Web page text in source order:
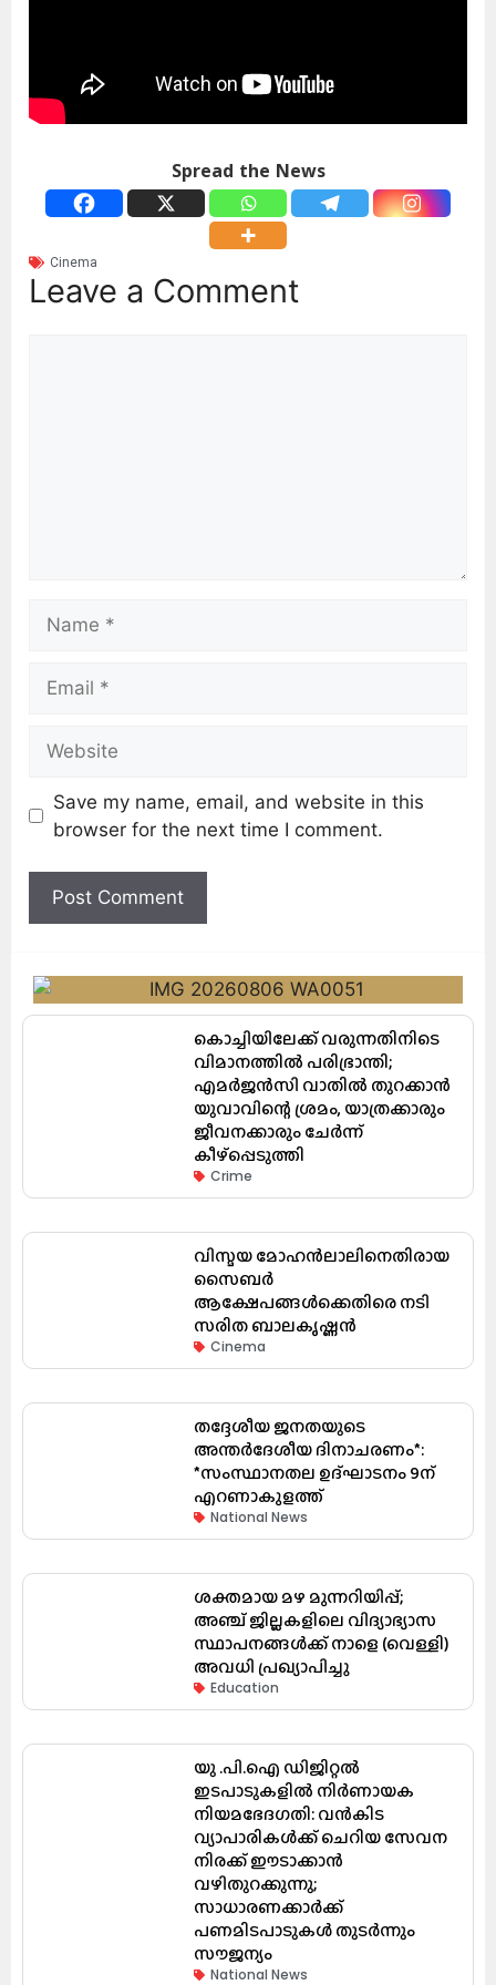
Spread the News
Cinema
Leave a Comment
Save my name, email, and website in this
browser for the next time I comment.
കൊച്ചിയിലേക്ക് വരുന്നതിനിടെ
വിമാനത്തിൽ പരിഭ്രാന്തി;
എമർജൻസി വാതിൽ തുറക്കാൻ
യുവാവിന്റെ ശ്രമം, യാത്രക്കാരും
ജീവനക്കാരും ചേർന്ന്
കീഴ്പ്പെടുത്തി
Crime
വിസ്മയ മോഹൻലാലിനെതിരായ
സൈബർ
ആക്ഷേപങ്ങൾക്കെതിരെ നടി
സരിത ബാലകൃഷ്ണൻ
Cinema
തദ്ദേശീയ ജനതയുടെ
അന്തർദേശീയ ദിനാചരണം*:
*സംസ്ഥാനതല ഉദ്ഘാടനം 9ന്
എറണാകുളത്ത്
National News
ശക്തമായ മഴ മുന്നറിയിപ്പ്;
അഞ്ച് ജില്ലകളിലെ വിദ്യാഭ്യാസ
സ്ഥാപനങ്ങൾക്ക് നാളെ (വെള്ളി)
അവധി പ്രഖ്യാപിച്ചു
Education
യു .പി.ഐ ഡിജിറ്റൽ
ഇടപാടുകളിൽ നിർണായക
നിയമഭേദഗതി: വൻകിട
വ്യാപാരികൾക്ക് ചെറിയ സേവന
നിരക്ക് ഈടാക്കാൻ
വഴിതുറക്കുന്നു;
സാധാരണക്കാർക്ക്
പണമിടപാടുകൾ തുടർന്നും
സൗജന്യം
National News